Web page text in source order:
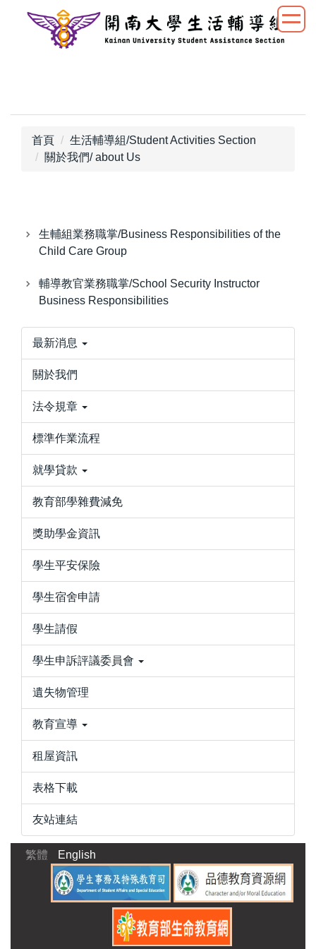
區
首頁
生活輔導組/Student Activities Section
關於我們/ about Us
生輔組業務職掌/Business Responsibilities of the
Child Care Group
輔導教官業務職掌/School Security Instructor
Business Responsibilities
最新消息
關於我們
法令規章
標準作業流程
就學貸款
教育部學雜費減免
獎助學金資訊
學生平安保險
學生宿舍申請
學生請假
學生申訴評議委員會
遺失物管理
教育宣導
租屋資訊
表格下載
友站連結
繁體 English